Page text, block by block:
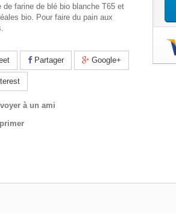
de farine de blé bio blanche T65 et
bio. Pour faire du pain aux
Partager Google+
à un ami